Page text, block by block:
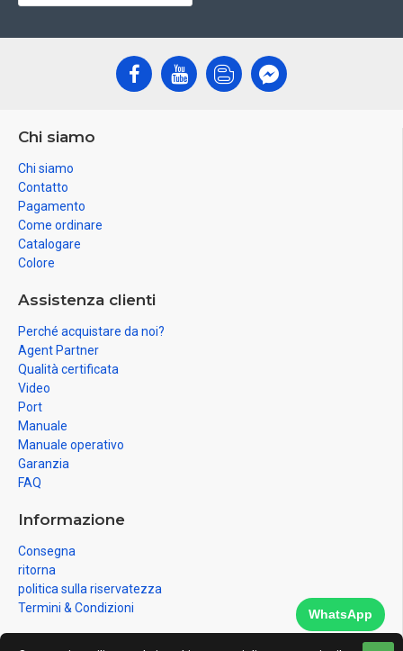
Chi siamo
Chi siamo
Contatto
Pagamento
Come ordinare
Catalogare
Colore
Assistenza clienti
Perché acquistare da noi?
Agent Partner
Qualità certificata
Video
Port
Manuale
Manuale operativo
Garanzia
FAQ
Informazione
Consegna
ritorna
politica sulla riservatezza
Termini & Condizioni
WhatsApp